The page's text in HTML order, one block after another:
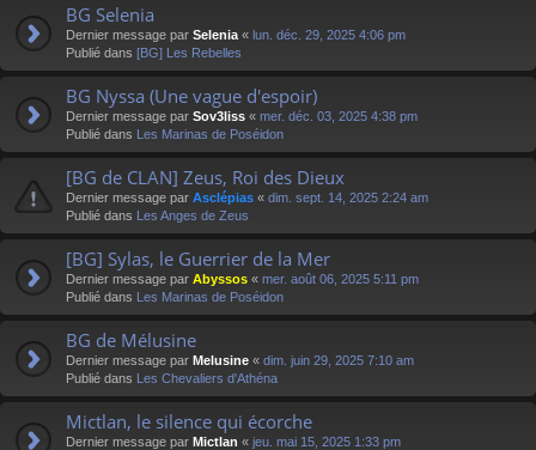
BG Selenia
Dernier message par Selenia « lun. déc. 29, 2025 4:06 pm
Publié dans [BG] Les Rebelles
BG Nyssa (Une vague d'espoir)
Dernier message par Sov3liss « mer. déc. 03, 2025 4:38 pm
Publié dans Les Marinas de Poséidon
[BG de CLAN] Zeus, Roi des Dieux
Dernier message par Asclépias « dim. sept. 14, 2025 2:24 am
Publié dans Les Anges de Zeus
[BG] Sylas, le Guerrier de la Mer
Dernier message par Abyssos « mer. août 06, 2025 5:11 pm
Publié dans Les Marinas de Poséidon
BG de Mélusine
Dernier message par Melusine « dim. juin 29, 2025 7:10 am
Publié dans Les Chevaliers d'Athéna
Mictlan, le silence qui écorche
Dernier message par Mictlan « jeu. mai 15, 2025 1:33 pm